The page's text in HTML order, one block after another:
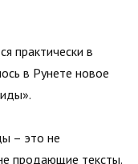
практически в
в Рунете новое
– это не
продающие тексты.